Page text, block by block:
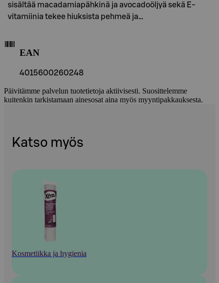
sisältää macadamiapähkinä ja avocadoöljyä sekä E-
vitamiinia tekee hiuksista pehmeä ja…
EAN
4015600260248
Päivitämme palvelun tuotetietoja aktiivisesti. Suosittelemme
kuitenkin tarkistamaan ainesosat aina myös myyntipakkauksesta.
Katso myös
Kosmetiikka ja hygienia